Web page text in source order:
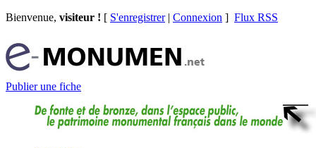
Bienvenue, visiteur ! [ S'enregistrer| Connexion ] Flux RSS
Publier une fiche